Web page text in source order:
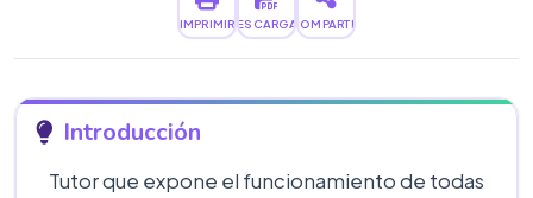
IMPRIMIRDESCARGARCOMPARTIR
Introducción
Tutor que expone el funcionamiento de todas